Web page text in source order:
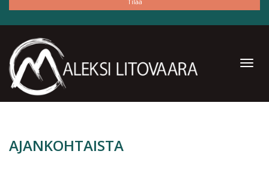
AJANKOHTAISTA